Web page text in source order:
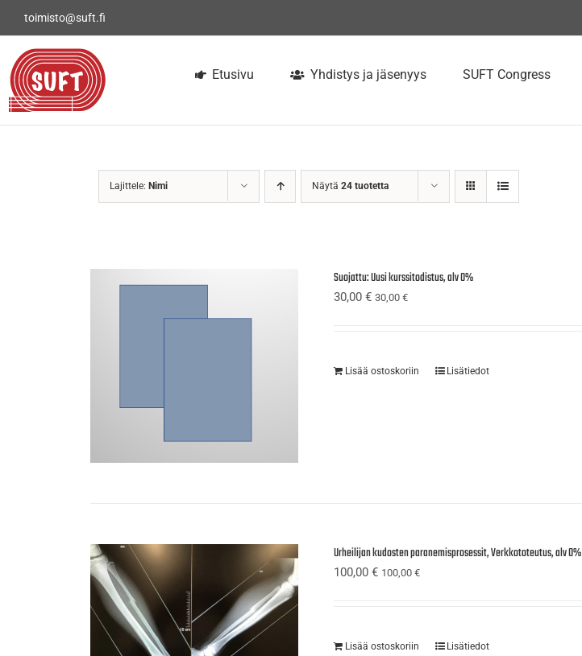
toimisto@suft.fi
Etusivu Yhdistys ja jäsenyys SUFT Congress
Lajittele: Nimi Näytä 24 tuotetta
Suojattu: Uusi kurssitodistus, alv 0%
30,00€ 30,00€
Lisää ostoskoriin Lisätiedot
Urheilijan kudosten paranemisprosessit, Verkkototeutus, alv 0%
100,00€ 100,00€
Lisää ostoskoriin Lisätiedot